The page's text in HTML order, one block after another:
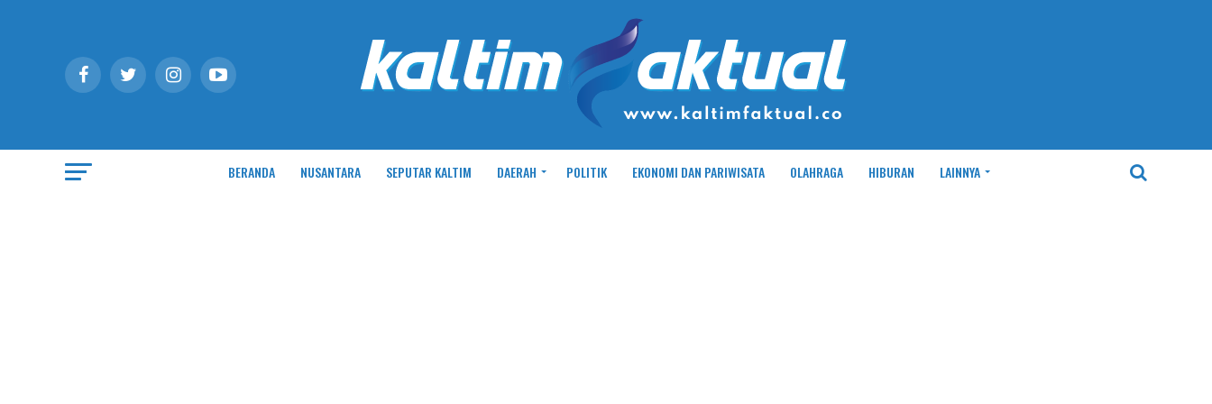
BERANDA NUSANTARA SEPUTAR KALTIM DAERAH POLITIK EKONOMI DAN PARIWISATA OLAHRAGA HIBURAN LAINNYA